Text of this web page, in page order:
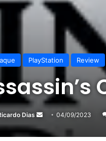
PlayStation Review
Dias
Mande
e-
04/09/2023